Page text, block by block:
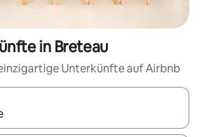
in Breteau
Unterkünfte auf Airbnb
verfügbar sind, navigiere mit den